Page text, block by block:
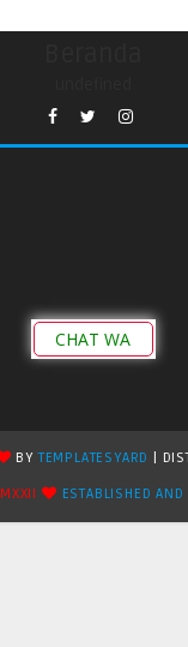
CHAT WA
BYTEMPLATESYARD |
ESTABLISHED